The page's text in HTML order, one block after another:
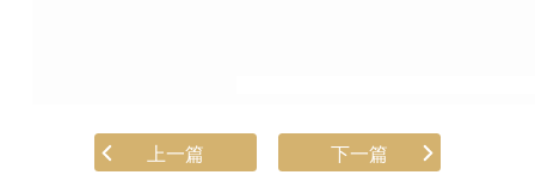
上一篇 下一篇